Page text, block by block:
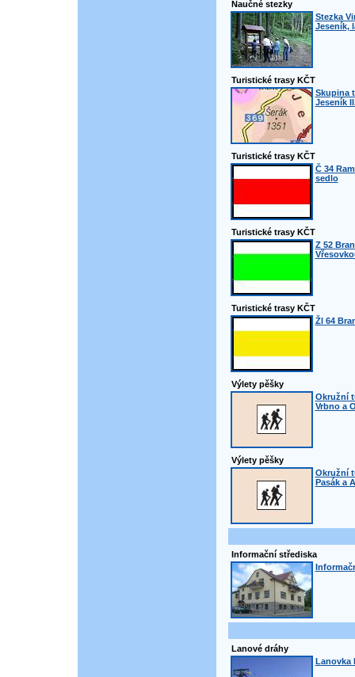
Naučné stezky
Stezka
Jeseník,
Turistické trasy KČT
Skupina
Jeseník
Turistické trasy KČT
Č 34
sedlo
Turistické trasy KČT
Z 52
Turistické trasy KČT
Žl 64
Výlety pěšky
Okružní
Vrbno a
Výlety pěšky
Okružní
Pasák a
Informační střediska
Lanové dráhy
Lanovka